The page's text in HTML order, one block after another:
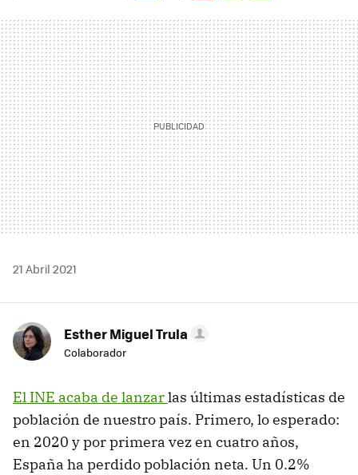
MAIL
21 Abril 2021
Esther Miguel Trula
Colaborador
El INE acaba de lanzarlas últimas estadísticas de
población de nuestro país. Primero, lo esperado:
en 2020 y por primera vez en cuatro años,
España ha perdido población neta. Un 0.2%